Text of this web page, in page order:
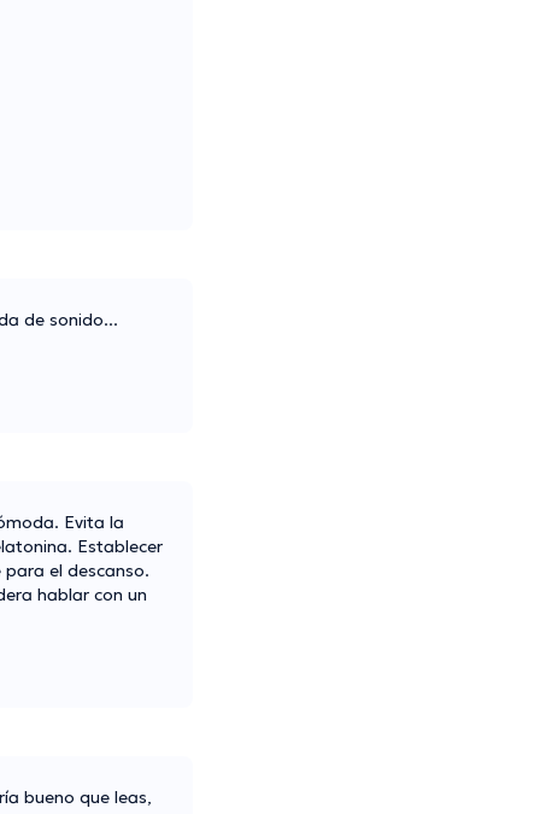
de sonido...
Evita la
Establecer
el descanso.
hablar con un
bueno que leas,